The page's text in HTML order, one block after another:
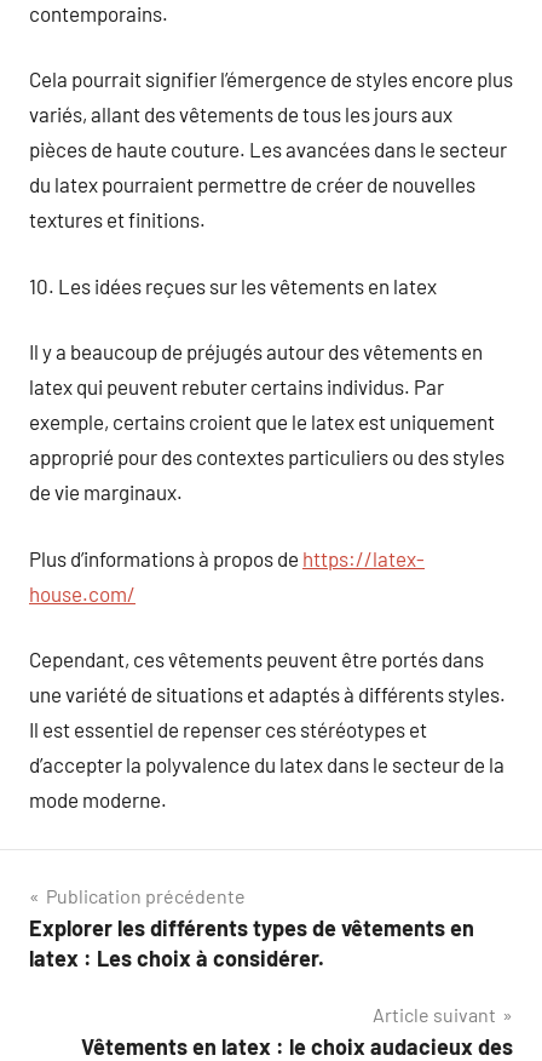
contemporains.
Cela pourrait signifier l’émergence de styles encore plus
variés, allant des vêtements de tous les jours aux
pièces de haute couture. Les avancées dans le secteur
du latex pourraient permettre de créer de nouvelles
textures et finitions.
10. Les idées reçues sur les vêtements en latex
Il y a beaucoup de préjugés autour des vêtements en
latex qui peuvent rebuter certains individus. Par
exemple, certains croient que le latex est uniquement
approprié pour des contextes particuliers ou des styles
de vie marginaux.
Plus d’informations à propos de https://latex-
house.com/
Cependant, ces vêtements peuvent être portés dans
une variété de situations et adaptés à différents styles.
Il est essentiel de repenser ces stéréotypes et
d’accepter la polyvalence du latex dans le secteur de la
mode moderne.
Navigation
de
Publication précédente
Explorer les différents types de vêtements en
latex : Les choix à considérer.
Article suivant
Vêtements en latex : le choix audacieux des